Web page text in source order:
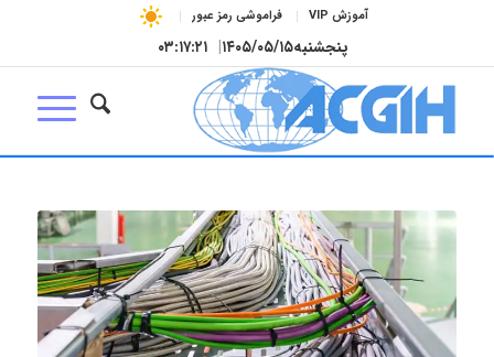
آموزش VIP فراموشی رمز عبور
پنجشنبه۱۴۰۵/۰۵/۱۵| ۰۳:۱۷:۲۲